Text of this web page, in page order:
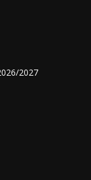
2027